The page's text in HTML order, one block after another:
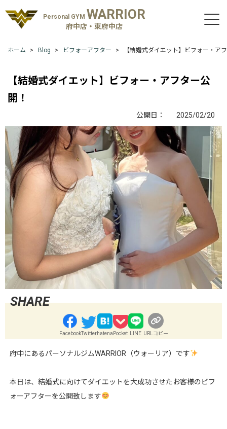
Personal GYM WARRIOR
府中店・東府中店
ホーム Blog ビフォーアフター 【結婚式ダイエット】ビフォー・ア
【結婚式ダイエット】ビフォー・アフター公
開！
公開日： 2025/02/20
FacebookTwitterhatena Pocket LINE URLコピー
府中にあるパーソナルジムWARRIOR（ウォーリア）です
本日は、結婚式に向けてダイエットを大成功させたお客様のビフ
ォーアフターを公開致します